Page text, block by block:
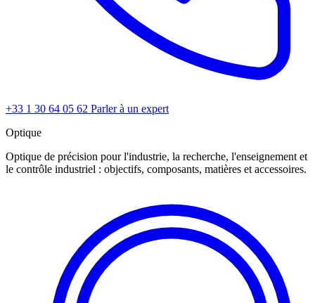
+33 1 30 64 05 62 Parler à un expert
Optique
Optique de précision pour l'industrie, la recherche, l'enseignement et
le contrôle industriel : objectifs, composants, matières et accessoires.